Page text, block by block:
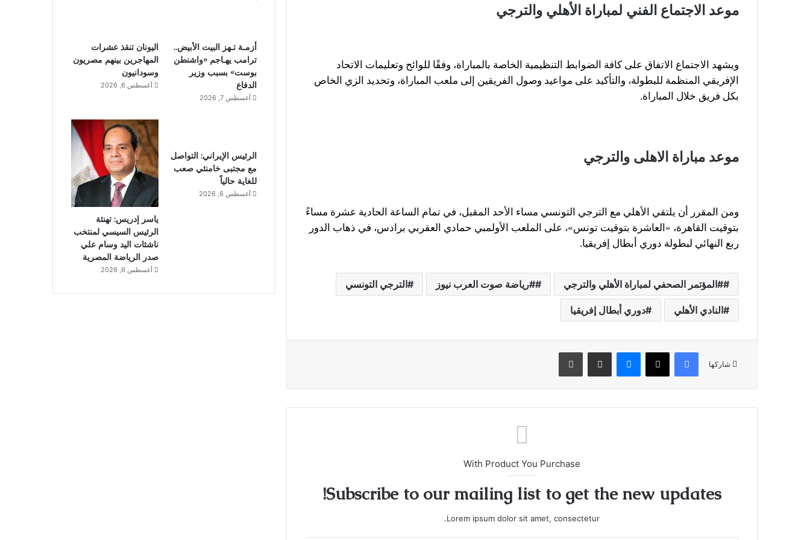
موعد الاجتماع الفني لمباراة الأهلي والترجي
ويشهد الاجتماع الاتفاق على كافة الضوابط التنظيمية الخاصة بالمباراة، وفقًا للوائح وتعليمات الاتحاد
الإفريقي المنظمة للبطولة، والتأكيد على مواعيد وصول الفريقين إلى ملعب المباراة، وتحديد الزي الخاص
بكل فريق خلال المباراة.
موعد مباراة الاهلى والترجي
ومن المقرر أن يلتقي الأهلي مع الترجي التونسي مساء الأحد المقبل، في تمام الساعة الحادية عشرة مساءً
بتوقيت القاهرة، «العاشرة بتوقيت تونس»، على الملعب الأولمبي حمادي العقربي برادس، في ذهاب الدور
ربع النهائي لبطولة دوري أبطال إفريقيا.
#المؤتمر الصحفي لمباراة الأهلي والترجي #رياضة صوت العرب نيوز الترجي التونسي
النادي الأهلي دوري أبطال إفريقيا
شاركها
فيسبوك X ماسنجر مشاركة عبر البريد طباعة
With Product You Purchase
Subscribe to our mailing list to get the new updates!
Lorem ipsum dolor sit amet, consectetur.
أزمـة تـهز البيت الأبيض..
ترامب يهـاجم «واشنطن
بوست» بسبب وزير
الدفاع
أغسطس 7, 2026
اليونان تنقذ عشرات
المهاجرين بينهم مصريون
وسودانيون
أغسطس 6, 2026
الرئيس الإيراني: التواصل
مع مجتبى خامنئي صعب
للغاية حالياً
أغسطس 6, 2026
ياسر إدريس: تهنئة
الرئيس السيسي لمنتخب
ناشئات اليد وسام علي
صدر الرياضة المصرية
أغسطس 6, 2026